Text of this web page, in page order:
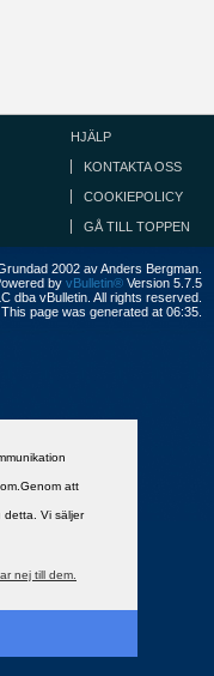
att
detta. Vi säljer
nej till dem.
HJÄLP
KONTAKTA OSS
COOKIEPOLICY
GÅ TILL TOPPEN
2002 av Anders Bergman.
by vBulletin® Version 5.7.5
dba vBulletin. All rights reserved.
page was generated at 06:35.